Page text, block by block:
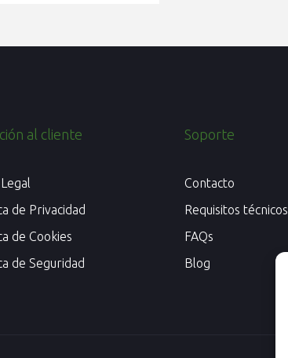
al cliente
de Privacidad
de Cookies
de Seguridad
Soporte
Contacto
Requisitos técnicos
FAQs
Blog